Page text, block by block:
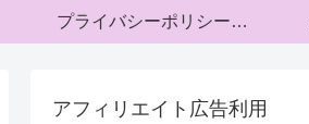
プライバシーポリシー・運営者情報
アフィリエイト広告利用